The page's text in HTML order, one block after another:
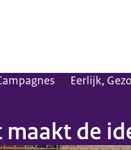
Eerlijk,
maakt de